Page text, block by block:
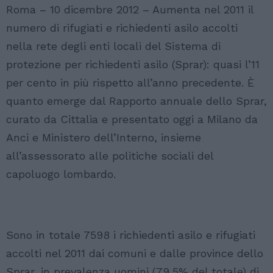
Roma – 10 dicembre 2012 – Aumenta nel 2011 il
numero di rifugiati e richiedenti asilo accolti
nella rete degli enti locali del Sistema di
protezione per richiedenti asilo (Sprar): quasi l’11
per cento in più rispetto all’anno precedente. È
quanto emerge dal Rapporto annuale dello Sprar,
curato da Cittalia e presentato oggi a Milano da
Anci e Ministero dell’Interno, insieme
all’assessorato alle politiche sociali del
capoluogo lombardo.
Sono in totale 7598 i richiedenti asilo e rifugiati
accolti nel 2011 dai comuni e dalle province dello